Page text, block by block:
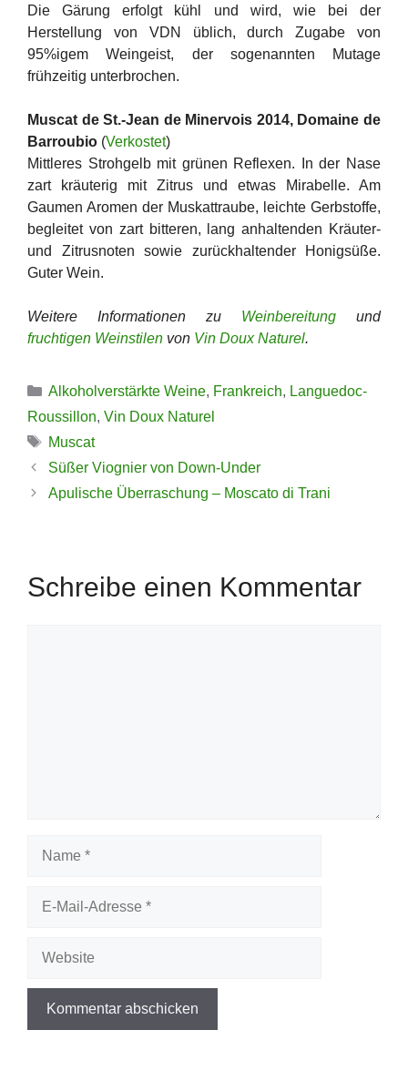
Die Gärung erfolgt kühl und wird, wie bei der
Herstellung von VDN üblich, durch Zugabe von
95%igem Weingeist, der sogenannten Mutage
frühzeitig unterbrochen.
Muscat de St.-Jean de Minervois 2014, Domaine de
Barroubio (Verkostet)
Mittleres Strohgelb mit grünen Reflexen. In der Nase
zart kräuterig mit Zitrus und etwas Mirabelle. Am
Gaumen Aromen der Muskattraube, leichte Gerbstoffe,
begleitet von zart bitteren, lang anhaltenden Kräuter-
und Zitrusnoten sowie zurückhaltender Honigsüße.
Guter Wein.
Weitere Informationen zu Weinbereitung und
fruchtigen Weinstilen von Vin Doux Naturel.
Kategorien
Alkoholverstärkte Weine, Frankreich, Languedoc-
Roussillon, Vin Doux Naturel
Schlagwörter
Muscat
Süßer Viognier von Down-Under
Apulische Überraschung – Moscato di Trani
Schreibe einen Kommentar